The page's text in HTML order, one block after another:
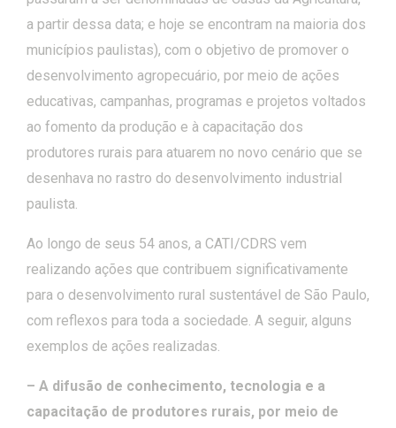
a partir dessa data; e hoje se encontram na maioria dos
municípios paulistas), com o objetivo de promover o
desenvolvimento agropecuário, por meio de ações
educativas, campanhas, programas e projetos voltados
ao fomento da produção e à capacitação dos
produtores rurais para atuarem no novo cenário que se
desenhava no rastro do desenvolvimento industrial
paulista.
Ao longo de seus 54 anos, a CATI/CDRS vem
realizando ações que contribuem significativamente
para o desenvolvimento rural sustentável de São Paulo,
com reflexos para toda a sociedade. A seguir, alguns
exemplos de ações realizadas.
– A difusão de conhecimento, tecnologia e a
capacitação de produtores rurais, por meio de